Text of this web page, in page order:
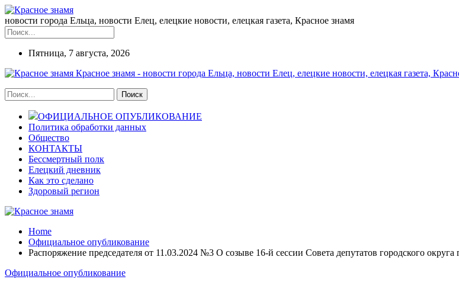
новости города Ельца, новости Елец, елецкие новости, елецкая газета, Красное знамя
Пятница, 7 августа, 2026
Красное знамя - новости города Ельца, новости Елец, елецкие новости, елецкая газета,
ОФИЦИАЛЬНОЕ ОПУБЛИКОВАНИЕ
Политика обработки данных
Общество
КОНТАКТЫ
Бессмертный полк
Елецкий дневник
Как это сделано
Здоровый регион
Home
Официальное опубликование
Распоряжение председателя от 11.03.2024 №3 О созыве 16-й сессии Совета депутатов городского округа
Официальное опубликование